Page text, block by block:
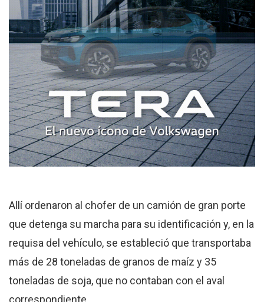
Allí ordenaron al chofer de un camión de gran porte
que detenga su marcha para su identificación y, en la
requisa del vehículo, se estableció que transportaba
más de 28 toneladas de granos de maíz y 35
toneladas de soja, que no contaban con el aval
correspondiente.